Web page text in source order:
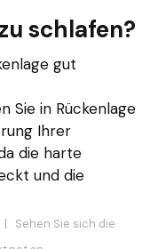
schlafen?
gut
Sie in Rückenlage
Ihrer
die harte
und die
| Sehen Sie sich die